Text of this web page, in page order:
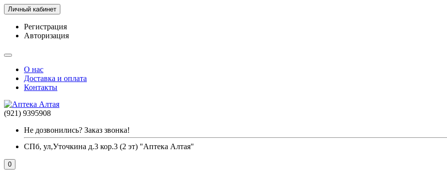
Личный кабинет
Регистрация
Авторизация
О нас
Доставка и оплата
Контакты
(921) 9395908
Не дозвонились? Заказ звонка!
СПб, ул,Уточкина д.3 кор.3 (2 эт) "Аптека Алтая"
0